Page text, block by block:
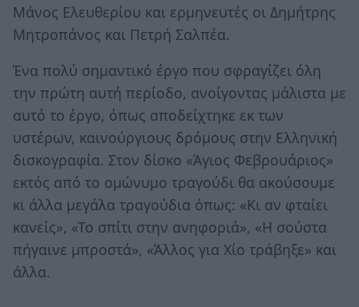
Μάνος Ελευθερίου και ερμηνευτές οι Δημήτρης
Μητροπάνος και Πετρή Σαλπέα.
Ένα πολύ σημαντικό έργο που σφραγίζει όλη
την πρώτη αυτή περίοδο, ανοίγοντας μάλιστα με
αυτό το έργο, όπως αποδείχτηκε εκ των
υστέρων, καινούργιους δρόμους στην Ελληνική
δισκογραφία. Στον δίσκο «Άγιος Φεβρουάριος»
εκτός από το ομώνυμο τραγούδι θα ακούσουμε
κι άλλα μεγάλα τραγούδια όπως: «Κι αν φταίει
κανείς», «Το σπίτι στην ανηφοριά», «Η σούστα
πήγαινε μπροστά», «Άλλος για Χίο τράβηξε» και
άλλα.